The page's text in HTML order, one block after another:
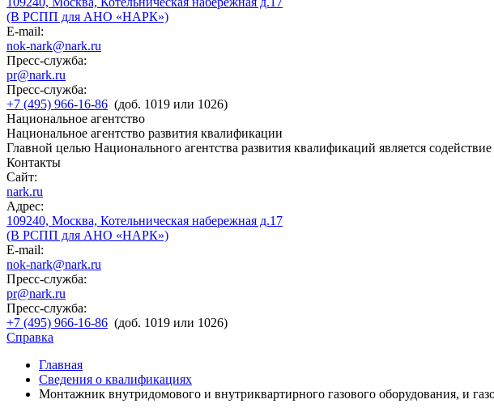
(В РСПП для АНО «НАРК»)
E-mail:
nok-nark@nark.ru
Пресс-служба:
pr@nark.ru
Пресс-служба:
+7 (495) 966-16-86 (доб. 1019 или 1026)
Национальное агентство
Национальное агентство развития квалификации
Главной целью Национального агентства развития квалификаций является
Контакты
Сайт:
nark.ru
Адрес:
109240, Москва, Котельническая набережная д.17
(В РСПП для АНО «НАРК»)
E-mail:
nok-nark@nark.ru
Пресс-служба:
pr@nark.ru
Пресс-служба:
+7 (495) 966-16-86 (доб. 1019 или 1026)
Справка
Главная
Сведения о квалификациях
Монтажник внутридомового и внутриквартирного газового оборудования, и